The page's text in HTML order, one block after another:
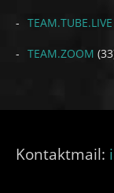
TEAM.TUBE.LIVE
TEAM.ZOOM
Kontaktmail: